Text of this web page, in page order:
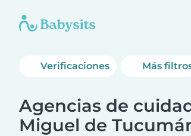
Verificaciones Más
Agencias de
Miguel de